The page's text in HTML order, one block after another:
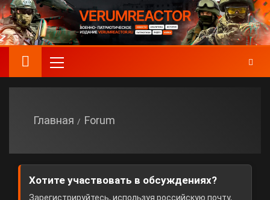
Главная Forum
Хотите участвовать в обсуждениях?
Зарегистрируйтесь, используя российскую почту,